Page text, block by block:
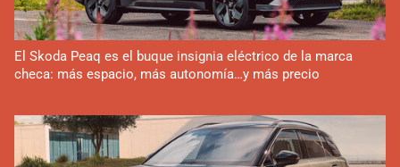
El Skoda Peaq es el buque insignia eléctrico de la marca
checa: más espacio, más autonomía…y más precio